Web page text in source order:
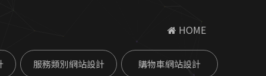
經營
經營
社群經營技巧
員工福利
HOME
服務類別網站設計 購物車網站設計